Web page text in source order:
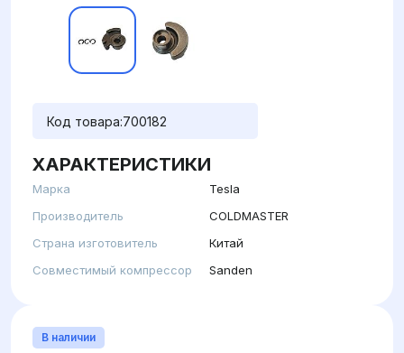
Код товара:700182
ХАРАКТЕРИСТИКИ
Марка
Tesla
Производитель
COLDMASTER
Страна изготовитель
Китай
Совместимый компрессор
Sanden
В наличии